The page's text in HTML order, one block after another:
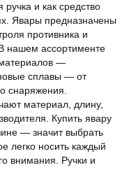
и как средство
Явары предназначены
противника и
нашем ассортименте
—
сплавы — от
снаряжения.
материал, длину,
Купить явару
— значит выбрать
легко носить каждый
внимания. Ручки и